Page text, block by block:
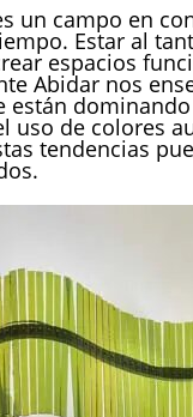
un campo en
Estar al
espacios
Abidar nos
están
uso de colores
tendencias